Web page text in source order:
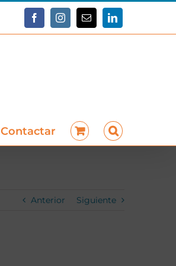
FacebookInstagramCorreo
electrónico
LinkedIn
Contactar
Anterior Siguiente